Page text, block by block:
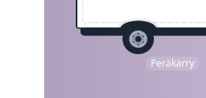
Peräkärry